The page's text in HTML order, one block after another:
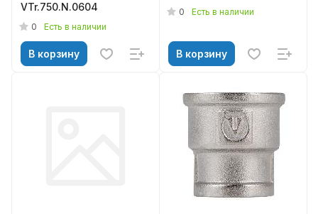
VTr.750.N.0604
0 Есть в наличии
В корзину
0 Есть в наличии
В корзину